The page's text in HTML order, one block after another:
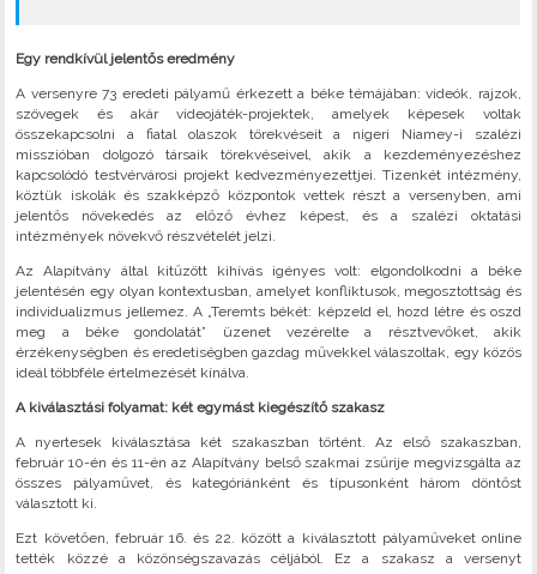
Egy rendkívül jelentős eredmény
A versenyre 73 eredeti pályamű érkezett a béke témájában: videók, rajzok,
szövegek és akár videojáték-projektek, amelyek képesek voltak
összekapcsolni a fiatal olaszok törekvéseit a nigeri Niamey-i szalézi
misszióban dolgozó társaik törekvéseivel, akik a kezdeményezéshez
kapcsolódó testvérvárosi projekt kedvezményezettjei. Tizenkét intézmény,
köztük iskolák és szakképző központok vettek részt a versenyben, ami
jelentős növekedés az előző évhez képest, és a szalézi oktatási
intézmények növekvő részvételét jelzi.
Az Alapítvány által kitűzött kihívás igényes volt: elgondolkodni a béke
jelentésén egy olyan kontextusban, amelyet konfliktusok, megosztottság és
individualizmus jellemez. A „Teremts békét: képzeld el, hozd létre és oszd
meg a béke gondolatát” üzenet vezérelte a résztvevőket, akik
érzékenységben és eredetiségben gazdag művekkel válaszoltak, egy közös
ideál többféle értelmezését kínálva.
A kiválasztási folyamat: két egymást kiegészítő szakasz
A nyertesek kiválasztása két szakaszban történt. Az első szakaszban,
február 10-én és 11-én az Alapítvány belső szakmai zsűrije megvizsgálta az
összes pályaművet, és kategóriánként és típusonként három döntőst
választott ki.
Ezt követően, február 16. és 22. között a kiválasztott pályaműveket online
tették közzé a közönségszavazás céljából. Ez a szakasz a versenyt